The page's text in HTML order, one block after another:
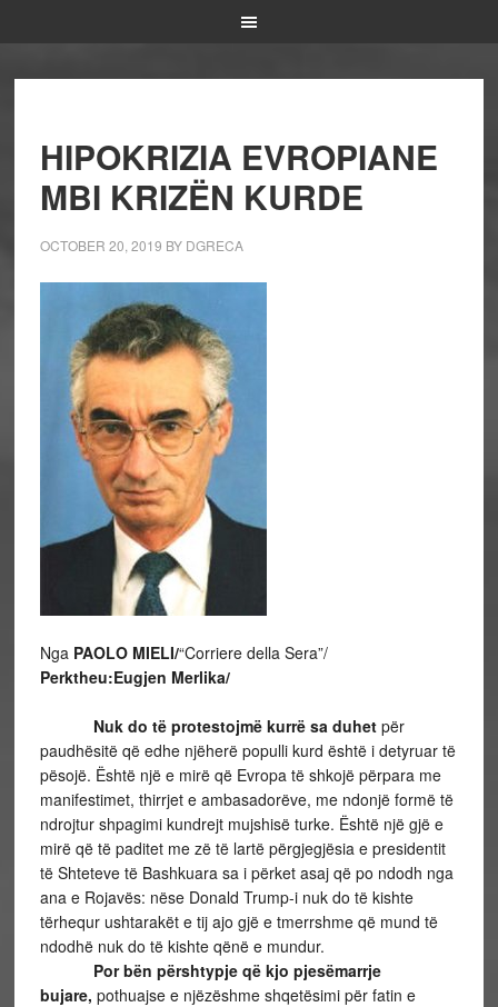
HIPOKRIZIA EVROPIANE
MBI KRIZËN KURDE
OCTOBER 20, 2019 BY DGRECA
Nga PAOLO MIELI/“Corriere della Sera”/
Perktheu:Eugjen Merlika/
Nuk do të protestojmë kurrë sa duhet për
paudhësitë që edhe njëherë populli kurd është i detyruar të
pësojë. Është një e mirë që Evropa të shkojë përpara me
manifestimet, thirrjet e ambasadorëve, me ndonjë formë të
ndrojtur shpagimi kundrejt mujshisë turke. Është një gjë e
mirë që të paditet me zë të lartë përgjegjësia e presidentit
të Shteteve të Bashkuara sa i përket asaj që po ndodh nga
ana e Rojavës: nëse Donald Trump-i nuk do të kishte
tërhequr ushtarakët e tij ajo gjë e tmerrshme që mund të
ndodhë nuk do të kishte qënë e mundur.
Por bën përshtypje që kjo pjesëmarrje
bujare, pothuajse e njëzëshme shqetësimi për fatin e